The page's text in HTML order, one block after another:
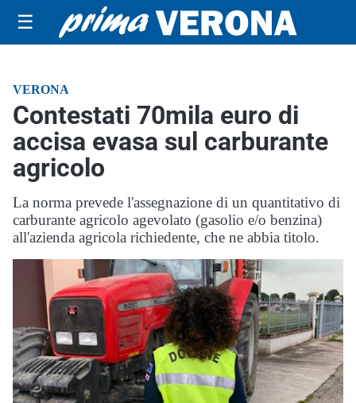
☰
VERONA
Contestati 70mila euro di
accisa evasa sul carburante
agricolo
La norma prevede l'assegnazione di un quantitativo di
carburante agricolo agevolato (gasolio e/o benzina)
all'azienda agricola richiedente, che ne abbia titolo.